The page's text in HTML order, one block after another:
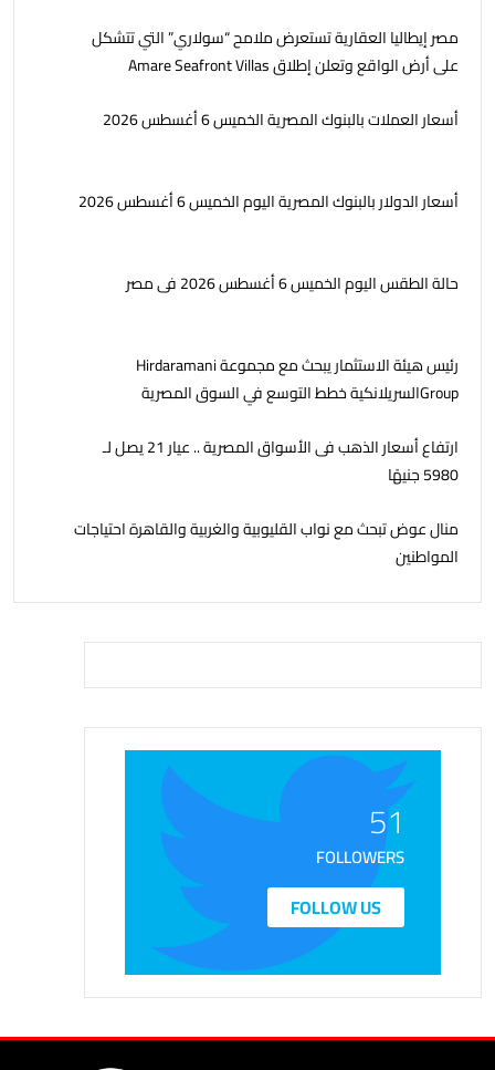
مصر إيطاليا العقارية تستعرض ملامح “سولاري” التي تتشكل
على أرض الواقع وتعلن إطلاق Amare Seafront Villas
أسعار العملات بالبنوك المصرية الخميس 6 أغسطس 2026
أسعار الدولار بالبنوك المصرية اليوم الخميس 6 أغسطس 2026
حالة الطقس اليوم الخميس 6 أغسطس 2026 فى مصر
رئيس هيئة الاستثمار يبحث مع مجموعة Hirdaramani
Groupالسريلانكية خطط التوسع في السوق المصرية
ارتفاع أسعار الذهب فى الأسواق المصرية .. عيار 21 يصل لـ
5980 جنيهًا
منال عوض تبحث مع نواب القليوبية والغربية والقاهرة احتياجات
المواطنين
51
FOLLOWERS
FOLLOW US